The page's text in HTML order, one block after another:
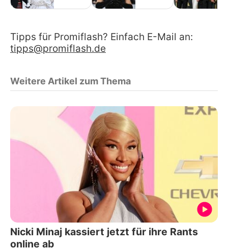
Tipps für Promiflash? Einfach E-Mail an:
tipps@promiflash.de
Weitere Artikel zum Thema
Nicki Minaj kassiert jetzt für ihre Rants
online ab